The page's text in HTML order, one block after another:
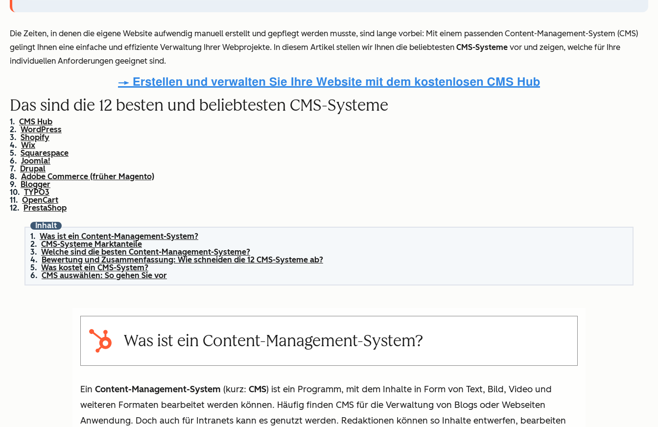
Die Zeiten, in denen die eigene Website aufwendig manuell erstellt und gepflegt werden musste, sind lange vorbei: Mit einem passenden Content-Management-System (CMS)
gelingt Ihnen eine einfache und effiziente Verwaltung Ihrer Webprojekte. In diesem Artikel stellen wir Ihnen die beliebtesten CMS-Systeme vor und zeigen, welche für Ihre
individuellen Anforderungen geeignet sind.
Das sind die 12 besten und beliebtesten CMS-Systeme
CMS Hub
WordPress
Shopify
Wix
Squarespace
Joomla!
Drupal
Adobe Commerce (früher Magento)
Blogger
TYPO3
OpenCart
PrestaShop
Inhalt
Was ist ein Content-Management-System?
CMS-Systeme Marktanteile
Welche sind die besten Content-Management-Systeme?
Bewertung und Zusammenfassung: Wie schneiden die 12 CMS-Systeme ab?
Was kostet ein CMS-System?
CMS auswählen: So gehen Sie vor
Was ist ein Content-Management-System?
Ein Content-Management-System (kurz: CMS) ist ein Programm, mit dem Inhalte in Form von Text, Bild, Video und
weiteren Formaten bearbeitet werden können. Häufig finden CMS für die Verwaltung von Blogs oder Webseiten
Anwendung. Doch auch für Intranets kann es genutzt werden. Redaktionen können so Inhalte entwerfen, bearbeiten